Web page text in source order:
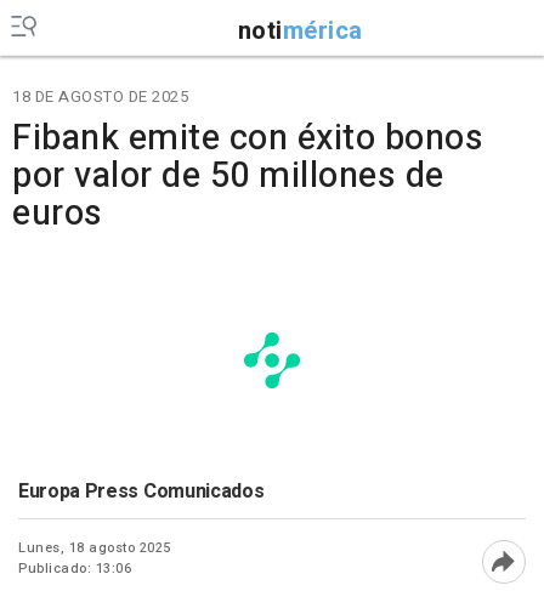
notimérica
18 DE AGOSTO DE 2025
Fibank emite con éxito bonos
por valor de 50 millones de
euros
Europa Press Comunicados
Lunes, 18 agosto 2025
Publicado: 13:06